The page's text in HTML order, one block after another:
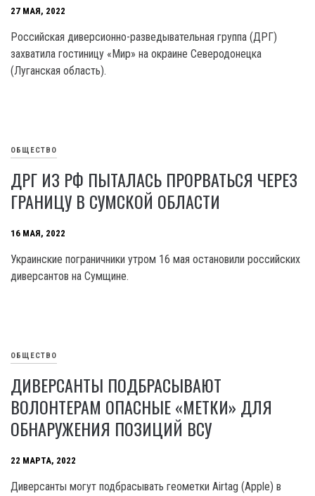
27 МАЯ, 2022
Российская диверсионно-разведывательная группа (ДРГ)
захватила гостиницу «Мир» на окраине Северодонецка
(Луганская область).
ОБЩЕСТВО
ДРГ ИЗ РФ ПЫТАЛАСЬ ПРОРВАТЬСЯ ЧЕРЕЗ
ГРАНИЦУ В СУМСКОЙ ОБЛАСТИ
16 МАЯ, 2022
Украинские пограничники утром 16 мая остановили российских
диверсантов на Сумщине.
ОБЩЕСТВО
ДИВЕРСАНТЫ ПОДБРАСЫВАЮТ
ВОЛОНТЕРАМ ОПАСНЫЕ «МЕТКИ» ДЛЯ
ОБНАРУЖЕНИЯ ПОЗИЦИЙ ВСУ
22 МАРТА, 2022
Диверсанты могут подбрасывать геометки Airtag (Apple) в